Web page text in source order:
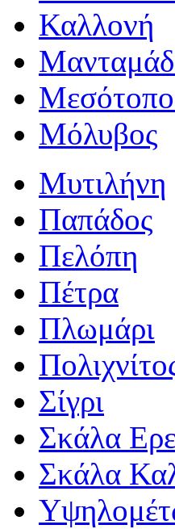
Καλλονή
Μόλυβος
Μυτιλήνη
Παπάδος
Πελόπη
Πέτρα
Πλωμάρι
Σίγρι
Σκάλα
Σκάλα